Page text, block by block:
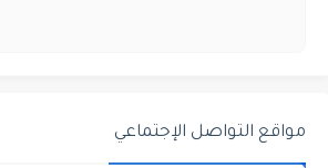
مواقع التواصل الإجتماعي